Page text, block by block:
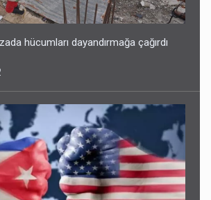
hücumları dayandırmağa çağırdı